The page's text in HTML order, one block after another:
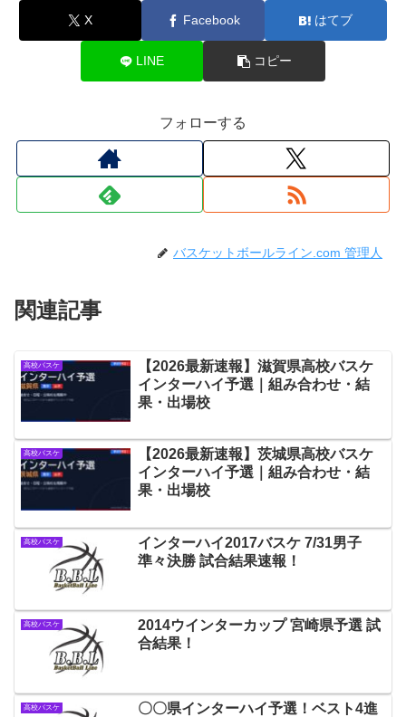
X Facebook はてブ
LINE コピー
フォローする
バスケットボールライン.com 管理人
関連記事
高校バスケ
【2026最新速報】滋賀県高校バスケ
インターハイ予選｜組み合わせ・結
果・出場校
高校バスケ
【2026最新速報】茨城県高校バスケ
インターハイ予選｜組み合わせ・結
果・出場校
高校バスケ
インターハイ2017バスケ 7/31男子
準々決勝 試合結果速報！
高校バスケ
2014ウインターカップ 宮崎県予選 試
合結果！
高校バスケ
〇〇県インターハイ予選！ベスト4進